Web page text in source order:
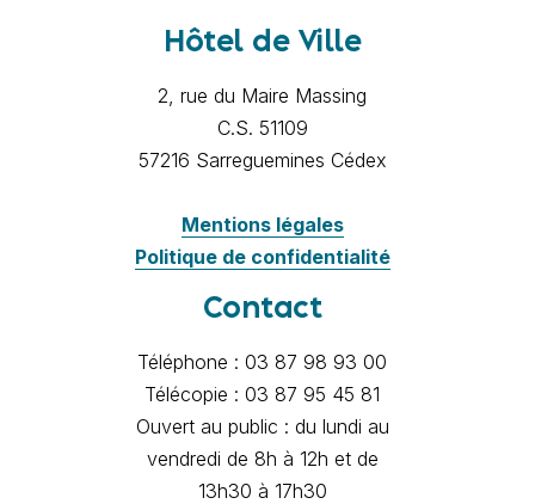
Hôtel de Ville
2, rue du Maire Massing
C.S. 51109
57216 Sarreguemines Cédex
Mentions légales
Politique de confidentialité
Contact
Téléphone : 03 87 98 93 00
Télécopie : 03 87 95 45 81
Ouvert au public : du lundi au
vendredi de 8h à 12h et de
13h30 à 17h30